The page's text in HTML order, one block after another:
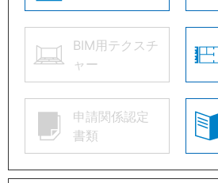
BIM用テクスチ
ャー
申請関係認定
書類